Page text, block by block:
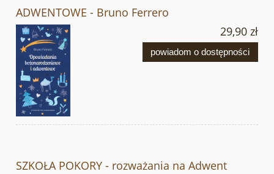
ADWENTOWE - Bruno Ferrero
29,90 zł
powiadom o dostępności
SZKOŁA POKORY - rozważania na Adwent